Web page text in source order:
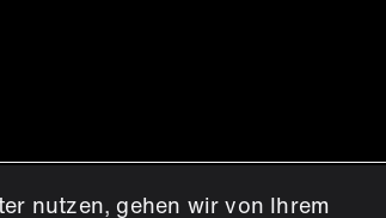
nutzen, gehen wir von Ihrem